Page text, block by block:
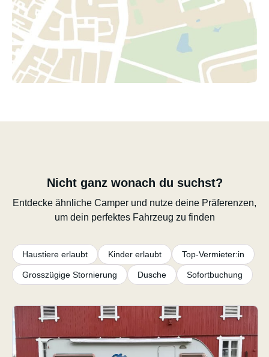
Nicht ganz wonach du suchst?
Entdecke ähnliche Camper und nutze deine Präferenzen,
um dein perfektes Fahrzeug zu finden
Haustiere erlaubt Kinder erlaubt Top-Vermieter:in
Grosszügige Stornierung Dusche Sofortbuchung